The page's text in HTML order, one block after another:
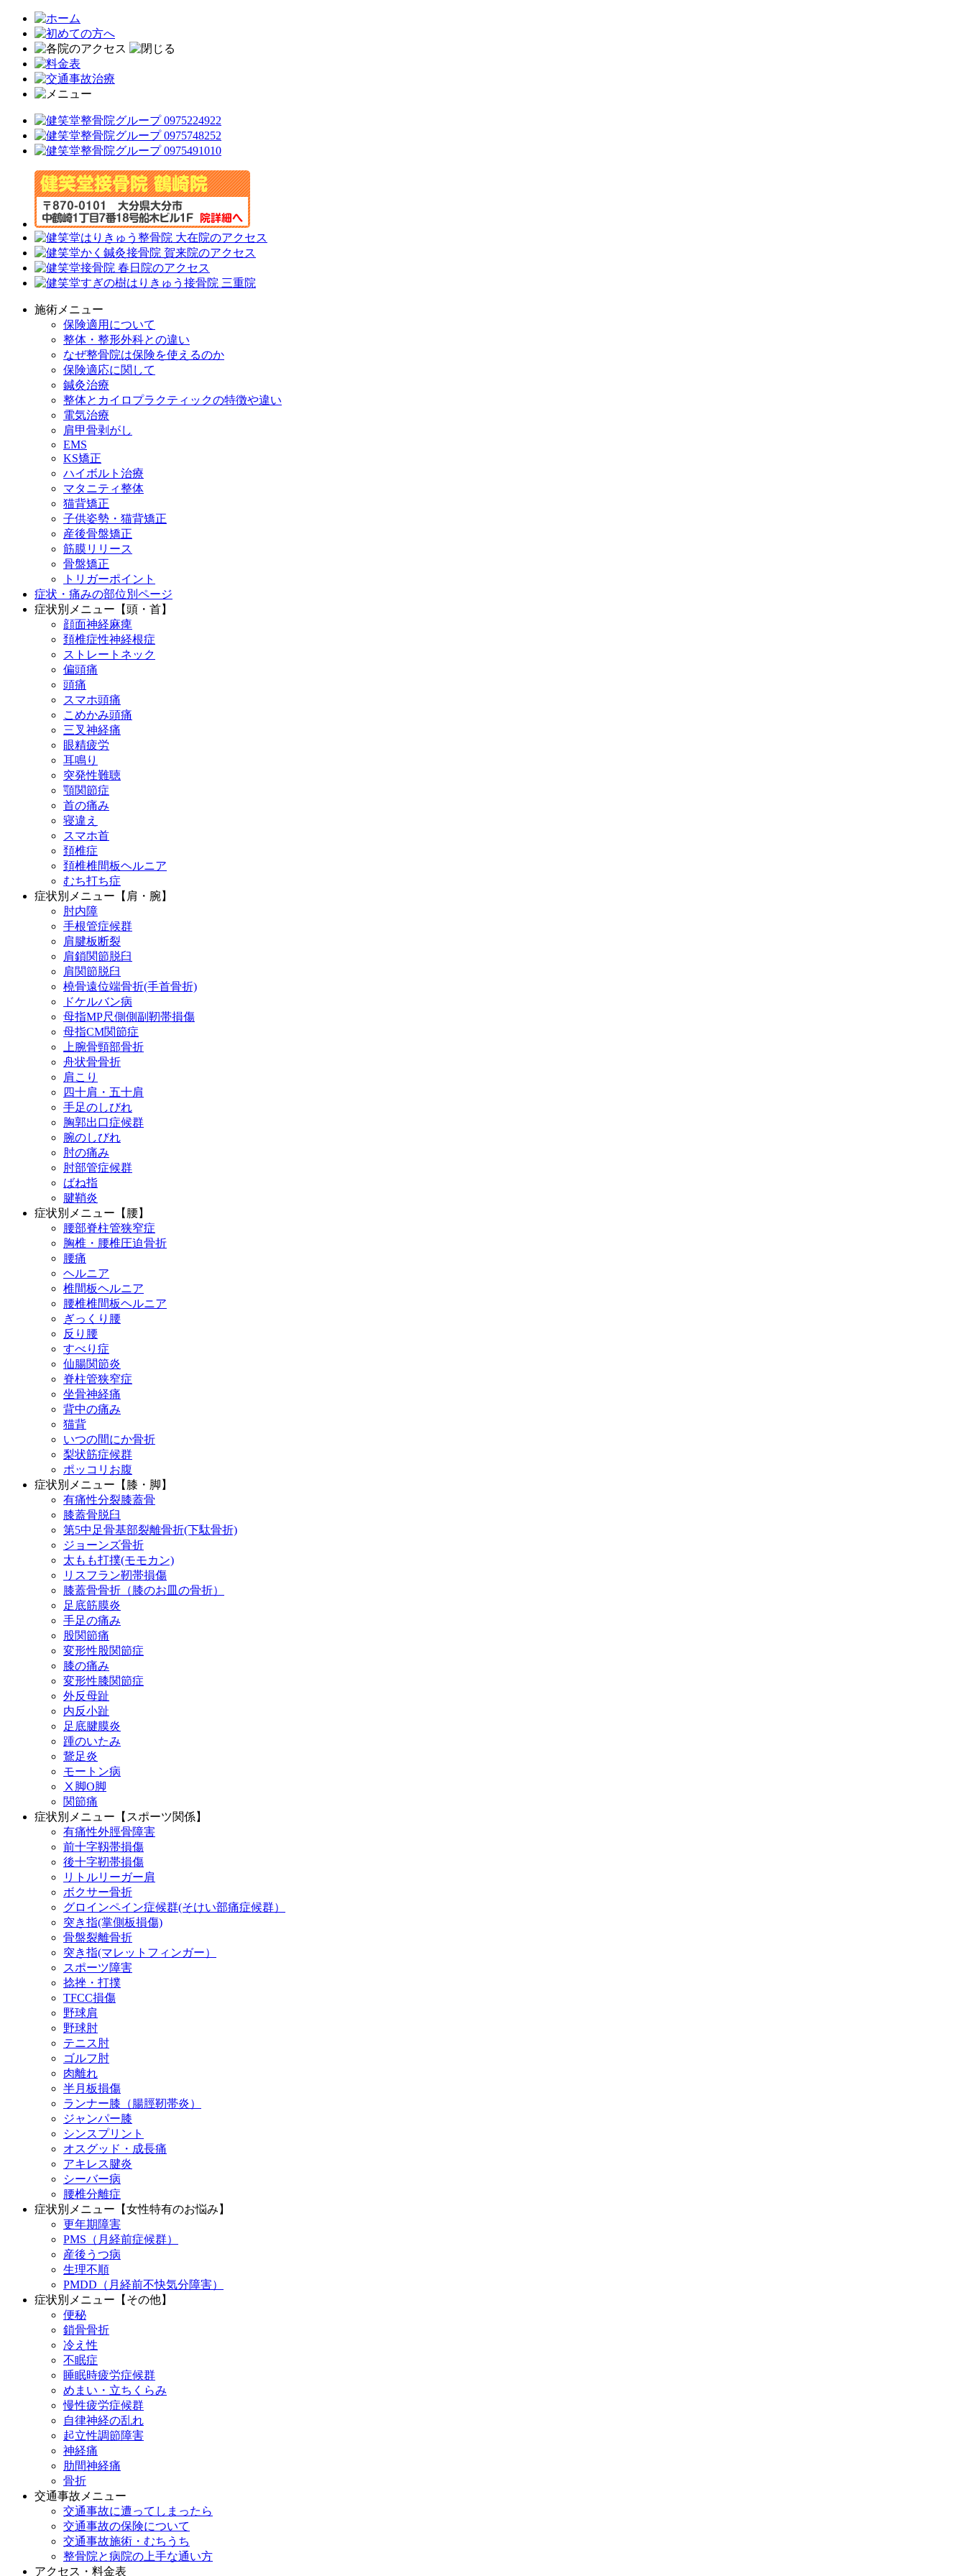
施術メニュー
保険適用について
整体・整形外科との違い
なぜ整骨院は保険を使えるのか
保険適応に関して
鍼灸治療
整体とカイロプラクティックの特徴や違い
電気治療
肩甲骨剥がし
EMS
KS矯正
ハイボルト治療
マタニティ整体
猫背矯正
子供姿勢・猫背矯正
産後骨盤矯正
筋膜リリース
骨盤矯正
トリガーポイント
症状・痛みの部位別ページ
症状別メニュー【頭・首】
顔面神経麻痺
頚椎症性神経根症
ストレートネック
偏頭痛
頭痛
スマホ頭痛
こめかみ頭痛
三叉神経痛
眼精疲労
耳鳴り
突発性難聴
顎関節症
首の痛み
寝違え
スマホ首
頚椎症
頚椎椎間板ヘルニア
むち打ち症
症状別メニュー【肩・腕】
肘内障
手根管症候群
肩腱板断裂
肩鎖関節脱臼
肩関節脱臼
橈骨遠位端骨折(手首骨折)
ドケルバン病
母指MP尺側側副靭帯損傷
母指CM関節症
上腕骨頸部骨折
舟状骨骨折
肩こり
四十肩・五十肩
手足のしびれ
胸郭出口症候群
腕のしびれ
肘の痛み
肘部管症候群
ばね指
腱鞘炎
症状別メニュー【腰】
腰部脊柱管狭窄症
胸椎・腰椎圧迫骨折
腰痛
ヘルニア
椎間板ヘルニア
腰椎椎間板ヘルニア
ぎっくり腰
反り腰
すべり症
仙腸関節炎
脊柱管狭窄症
坐骨神経痛
背中の痛み
猫背
いつの間にか骨折
梨状筋症候群
ポッコリお腹
症状別メニュー【膝・脚】
有痛性分裂膝蓋骨
膝蓋骨脱臼
第5中足骨基部裂離骨折(下駄骨折)
ジョーンズ骨折
太もも打撲(モモカン)
リスフラン靭帯損傷
膝蓋骨骨折（膝のお皿の骨折）
足底筋膜炎
手足の痛み
股関節痛
変形性股関節症
膝の痛み
変形性膝関節症
外反母趾
内反小趾
足底腱膜炎
踵のいたみ
鵞足炎
モートン病
Ⅹ脚O脚
関節痛
症状別メニュー【スポーツ関係】
有痛性外脛骨障害
前十字靱帯損傷
後十字靭帯損傷
リトルリーガー肩
ボクサー骨折
グロインペイン症候群(そけい部痛症候群）
突き指(掌側板損傷)
骨盤裂離骨折
突き指(マレットフィンガー）
スポーツ障害
捻挫・打撲
TFCC損傷
野球肩
野球肘
テニス肘
ゴルフ肘
肉離れ
半月板損傷
ランナー膝（腸脛靭帯炎）
ジャンパー膝
シンスプリント
オスグッド・成長痛
アキレス腱炎
シーバー病
腰椎分離症
症状別メニュー【女性特有のお悩み】
更年期障害
PMS（月経前症候群）
産後うつ病
生理不順
PMDD（月経前不快気分障害）
症状別メニュー【その他】
便秘
鎖骨骨折
冷え性
不眠症
睡眠時疲労症候群
めまい・立ちくらみ
慢性疲労症候群
自律神経の乱れ
起立性調節障害
神経痛
肋間神経痛
骨折
交通事故メニュー
交通事故に遭ってしまったら
交通事故の保険について
交通事故施術・むちうち
整骨院と病院の上手な通い方
アクセス・料金表